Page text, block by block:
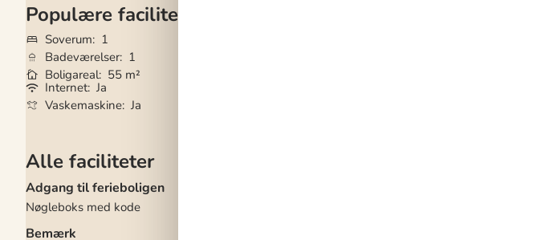
Populære faciliteter
Soverum
1
Badeværelser 1
Boligareal 55 m²
Internet Ja
Vaskemaskine Ja
Alle faciliteter
Adgang til ferieboligen
Nøgleboks med kode
Bemærk